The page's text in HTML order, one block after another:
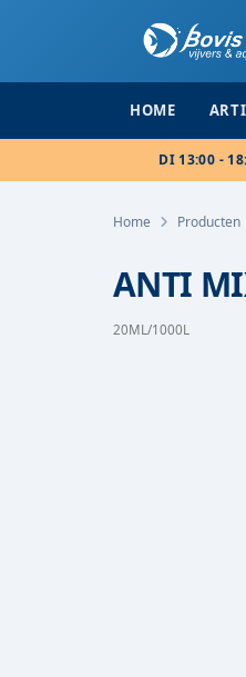
HOME
DI 13:00 -
Home Producten
ANTI
20ML/1000L